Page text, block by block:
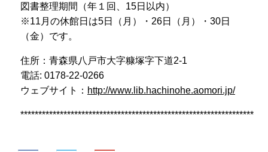
図書整理期間（年１回、15日以内）
※11月の休館日は5日（月）・26日（月）・30日
（金）です。
住所：青森県八戸市大字糠塚字下道2-1
電話: 0178-22-0266
ウェブサイト： http://www.lib.hachinohe.aomori.jp/
*****************************************************************